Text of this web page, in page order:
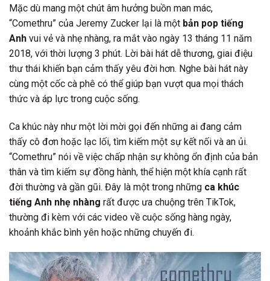
Mặc dù mang một chút âm hưởng buồn man mác,
“Comethru” của Jeremy Zucker lại là một bản pop tiếng
Anh vui vẻ và nhẹ nhàng, ra mắt vào ngày 13 tháng 11 năm
2018, với thời lượng 3 phút. Lời bài hát dễ thương, giai điệu
thư thái khiến bạn cảm thấy yêu đời hơn. Nghe bài hát này
cùng một cốc cà phê có thể giúp bạn vượt qua mọi thách
thức và áp lực trong cuộc sống.
Ca khúc này như một lời mời gọi đến những ai đang cảm
thấy cô đơn hoặc lạc lối, tìm kiếm một sự kết nối và an ủi.
“Comethru” nói về việc chấp nhận sự không ổn định của bản
thân và tìm kiếm sự đồng hành, thể hiện một khía cạnh rất
đời thường và gần gũi. Đây là một trong những ca khúc
tiếng Anh nhẹ nhàng rất được ưa chuộng trên TikTok,
thường đi kèm với các video về cuộc sống hàng ngày,
khoảnh khắc bình yên hoặc những chuyến đi.